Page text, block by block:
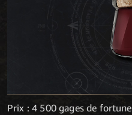
Prix : 4 500 gages de fortune